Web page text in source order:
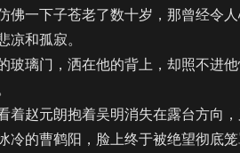
佛一下子苍老了数十岁，那曾经令
凉和孤寂。
璃门，洒在他的背上，却照不进他
赵元朗抱着吴明消失在露台方向，
冷的曹鹤阳，脸上终于被绝望彻底笼